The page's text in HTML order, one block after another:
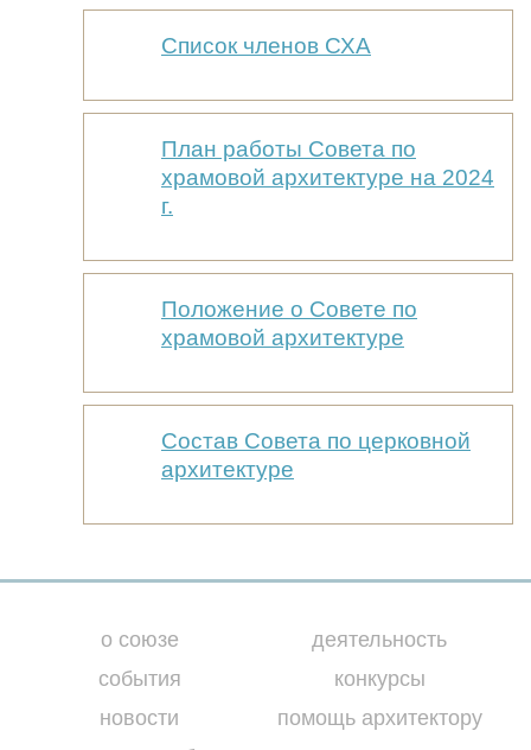
Список членов СХА
План работы Совета по
храмовой архитектуре на 2024
г.
Положение о Совете по
храмовой архитектуре
Состав Совета по церковной
архитектуре
о союзе
события
новости
деятельность
конкурсы
помощь архитектору